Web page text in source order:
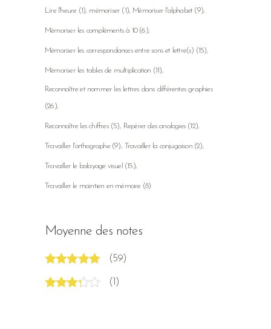
Lire l'heure(1) mémoriser (1) Mémoriser l'alphabet(9)
Mémoriser les compléments à 10(6)
Mémoriser les correspondances entre sons et lettre(s) (15)
Mémoriser les tables de multiplication (11)
Reconnaître et nommer les lettres dans différentes graphies
(26)
Reconnaître les chiffres(5) Repérer des analogies (12)
Travailler l'orthographe(9) Travailler la conjugaison(2)
Travailler le balayage visuel (15)
Travailler le maintien en mémoire(8)
Moyenne des notes
Note 5sur 5
(59)
(1)